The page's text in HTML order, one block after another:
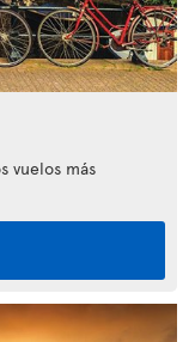
vuelos más